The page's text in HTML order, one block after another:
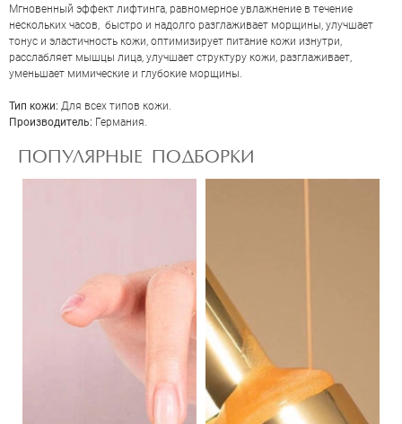
ОЦЕНКА
Отправить
Мгновенный эффект лифтинга, равномерное увлажнение в течение
нескольких часов, быстро и надолго разглаживает морщины, улучшает
тонус и эластичность кожи, оптимизирует питание кожи изнутри,
расслабляет мышцы лица, улучшает структуру кожи, разглаживает,
уменьшает мимические и глубокие морщины.
Тип кожи: Для всех типов кожи.
Производитель: Германия.
ПОПУЛЯРНЫЕ ПОДБОРКИ